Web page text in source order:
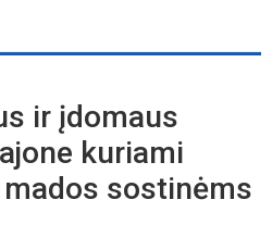
ir įdomaus
kuriami
sostinėms